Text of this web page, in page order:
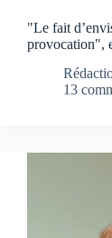
"Le fait
provocation",
13